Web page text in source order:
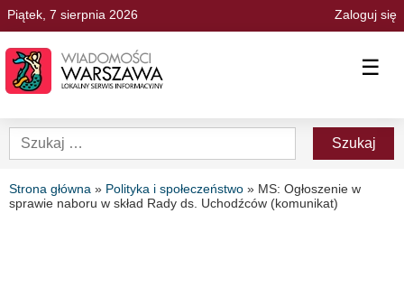
Piątek, 7 sierpnia 2026 Zaloguj się
☰
Strona główna » Polityka i społeczeństwo » MS: Ogłoszenie w
sprawie naboru w skład Rady ds. Uchodźców (komunikat)